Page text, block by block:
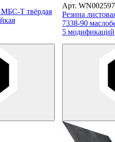
МБС-Т твёрдая
Арт.
Резина
7338-90
5 модификаций